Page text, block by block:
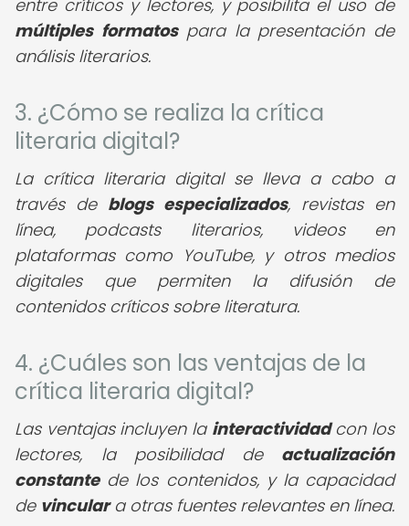
entre críticos y lectores, y posibilita el uso de
múltiples formatospara la presentación de
análisis literarios.
3. ¿Cómo se realiza la crítica
literaria digital?
La crítica literaria digital se lleva a cabo a
través de blogs especializados, revistas en
línea, podcasts literarios, videos en
plataformas como YouTube, y otros medios
digitales que permiten la difusión de
contenidos críticos sobre literatura.
4. ¿Cuáles son las ventajas de la
crítica literaria digital?
Las ventajas incluyen la interactividadcon los
lectores, la posibilidad de actualización
constantede los contenidos, y la capacidad
de vinculara otras fuentes relevantes en línea.